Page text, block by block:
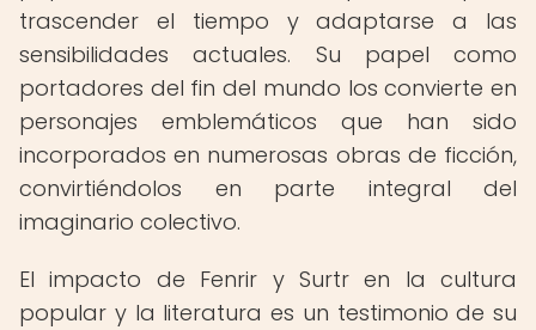
trascender el tiempo y adaptarse a las
sensibilidades actuales. Su papel como
portadores del fin del mundo los convierte en
personajes emblemáticos que han sido
incorporados en numerosas obras de ficción,
convirtiéndolos en parte integral del
imaginario colectivo.
El impacto de Fenrir y Surtr en la cultura
popular y la literatura es un testimonio de su